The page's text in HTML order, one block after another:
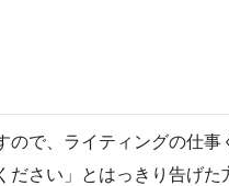
で、ライティングの仕事
さい」とはっきり告げた